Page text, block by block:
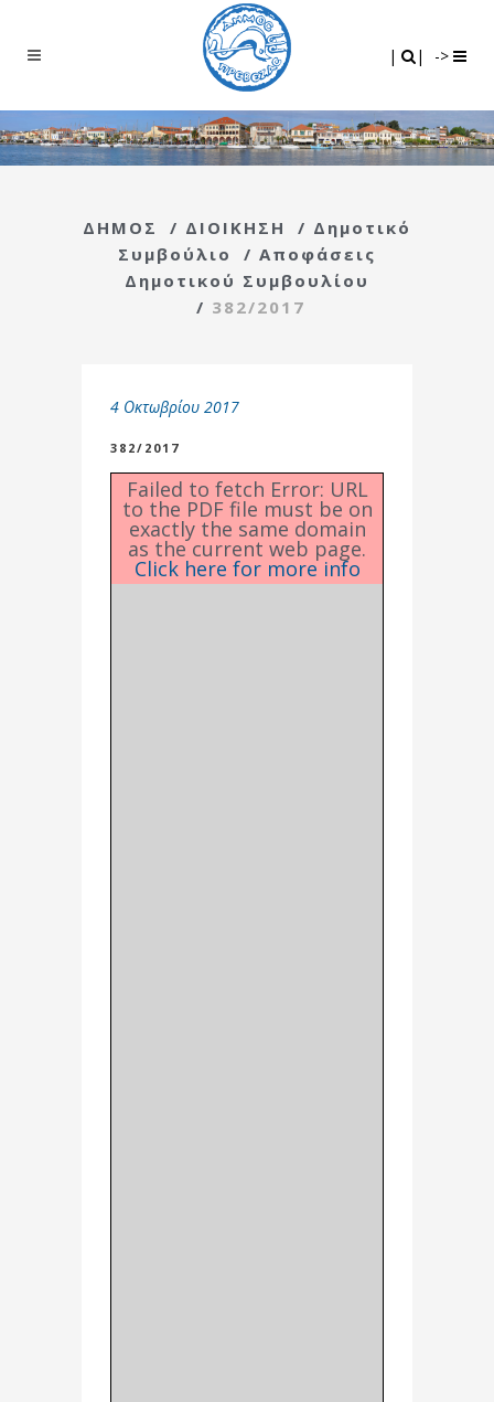
| | ->
ΔΗΜΟΣ / ΔΙΟΙΚΗΣΗ / Δημοτικό
Συμβούλιο
/ Αποφάσεις
Δημοτικού Συμβουλίου
/ 382/2017
4 Οκτωβρίου 2017
382/2017
Failed to fetch Error: URL
to the PDF file must be on
exactly the same domain
as the current web page.
Click here for more info